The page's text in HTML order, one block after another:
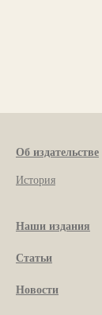
Об издательстве
История
Наши издания
Статьи
Новости